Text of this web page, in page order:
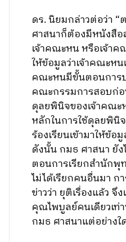
ดร. นิยมกล่าวต่อว่า
ศาสนาก็ต้องมีหนังสือ
เจ้าคณะหน หรือเจ้า
ให้ข้อมูลว่าเจ้าคณะห
คณะหนมีขั้นตอนการ
คณะกรรมการสอบก่อ
ดุลยพินิจของเจ้าคณะ
หลักในการใช้ดุลยพินิ
ร้องเรียนเข้ามาให้ข้อ
ดังนั้น กมธ ศาสนา ยัง
ตอนการเรียกสำนักพุ
ไม่ได้เรียกคนอื่นมา
ข่าวว่า ยุติเรื่องแล้ว จึ
คุณไพบูลย์คนเดียวเท่
กมธ ศาสนาแต่อย่างใ